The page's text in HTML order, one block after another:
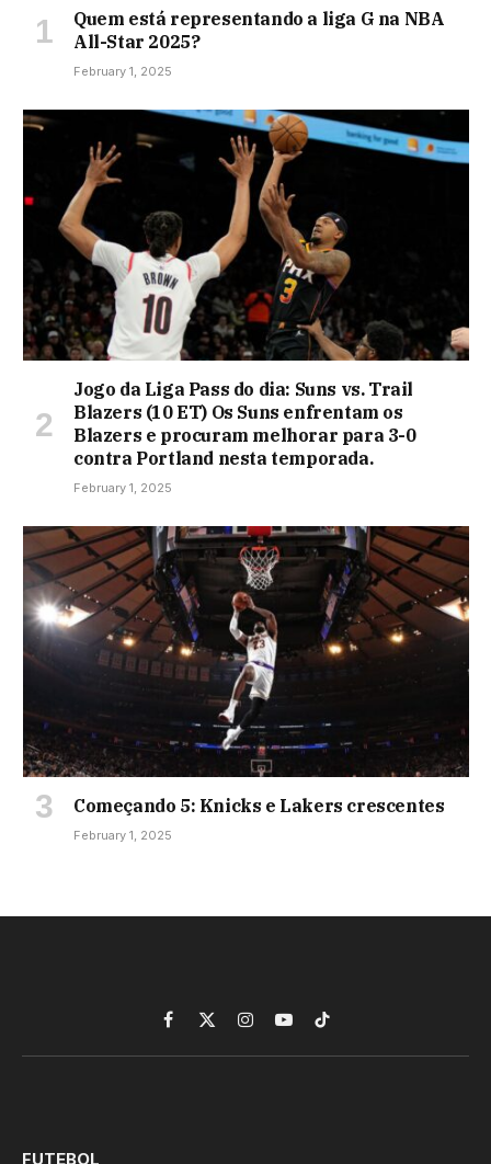
Quem está representando a liga G na NBA
All-Star 2025?
February 1, 2025
Jogo da Liga Pass do dia: Suns vs. Trail
Blazers (10 ET) Os Suns enfrentam os
Blazers e procuram melhorar para 3-0
contra Portland nesta temporada.
February 1, 2025
Começando 5: Knicks e Lakers crescentes
February 1, 2025
Facebook
X
(Twitter)
InstagramYouTubeTikTok
FUTEBOL